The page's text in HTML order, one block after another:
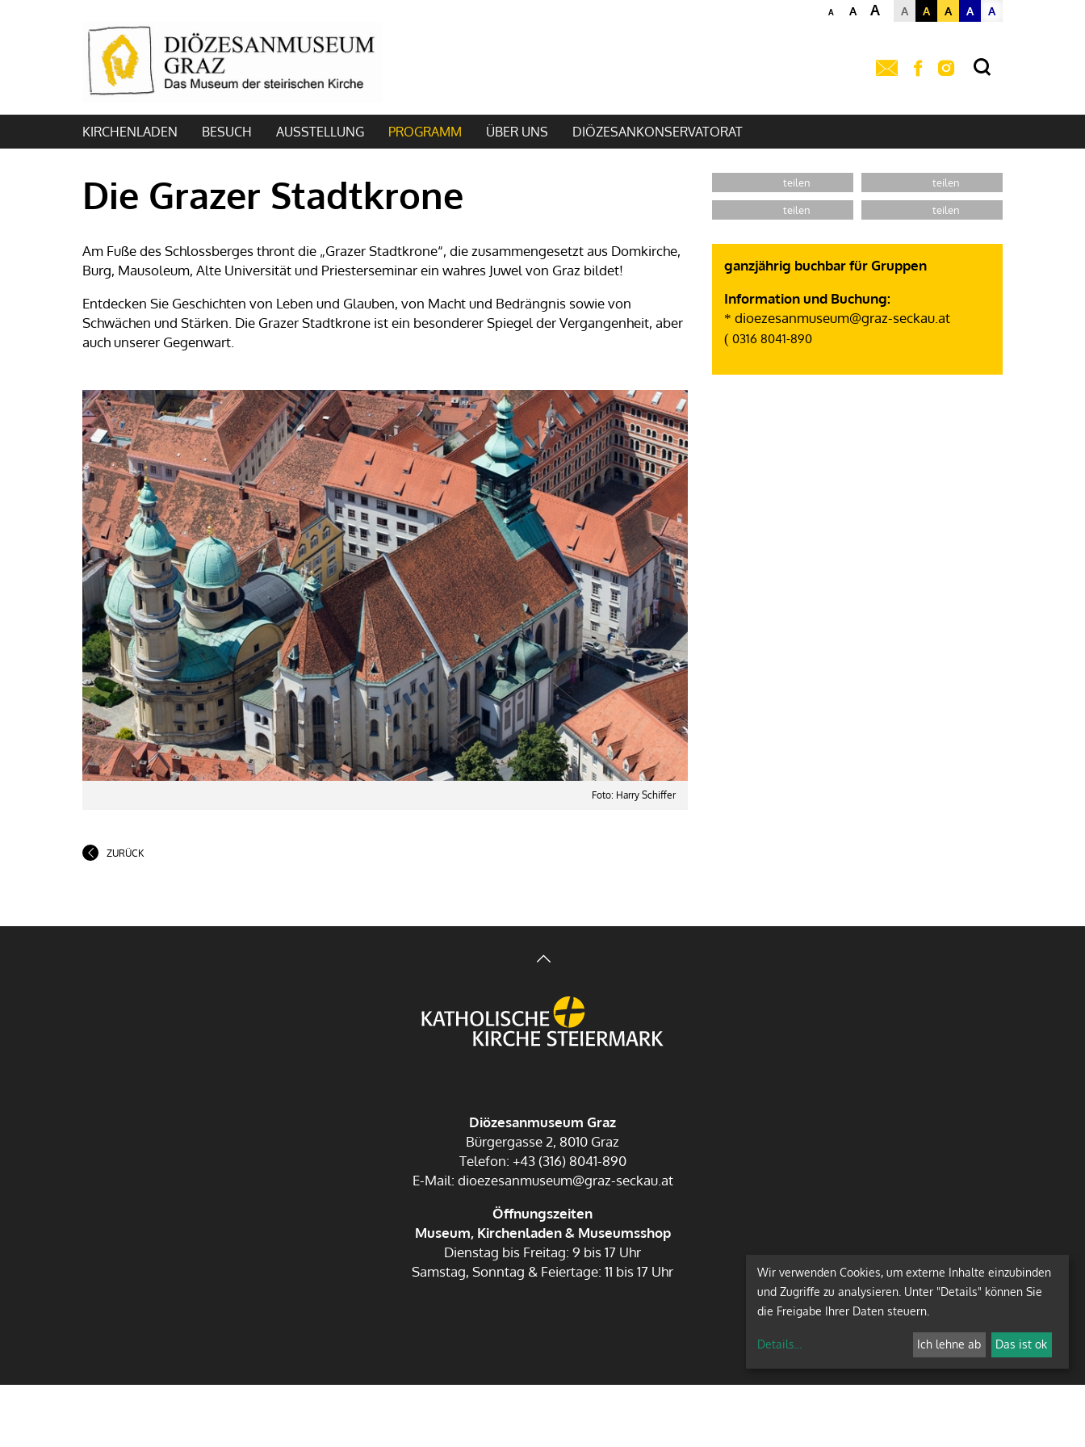
A A A A A A A A
KIRCHENLADEN BESUCH AUSSTELLUNG PROGRAMM ÜBER UNS DIÖZESANKONSERVATORAT
Die Grazer Stadtkrone
Am Fuße des Schlossberges thront die „Grazer Stadtkrone“, die zusammengesetzt aus Domkirche,
Burg, Mausoleum, Alte Universität und Priesterseminar ein wahres Juwel von Graz bildet!
Entdecken Sie Geschichten von Leben und Glauben, von Macht und Bedrängnis sowie von
Schwächen und Stärken. Die Grazer Stadtkrone ist ein besonderer Spiegel der Vergangenheit, aber
auch unserer Gegenwart.
Foto: Harry Schiffer
ZURÜCK
ganzjährig buchbar für Gruppen
Information und Buchung:
* dioezesanmuseum@graz-seckau.at
( 0316 8041-890
Diözesanmuseum Graz
Bürgergasse 2, 8010 Graz
Telefon: +43 (316) 8041-890
E-Mail: dioezesanmuseum@graz-seckau.at
Öffnungszeiten
Museum, Kirchenladen & Museumsshop
Dienstag bis Freitag: 9 bis 17 Uhr
Samstag, Sonntag & Feiertage: 11 bis 17 Uhr
Wir verwenden Cookies, um externe Inhalte einzubinden
und Zugriffe zu analysieren. Unter "Details" können Sie
die Freigabe Ihrer Daten steuern.
Details... Ich lehne ab Das ist ok